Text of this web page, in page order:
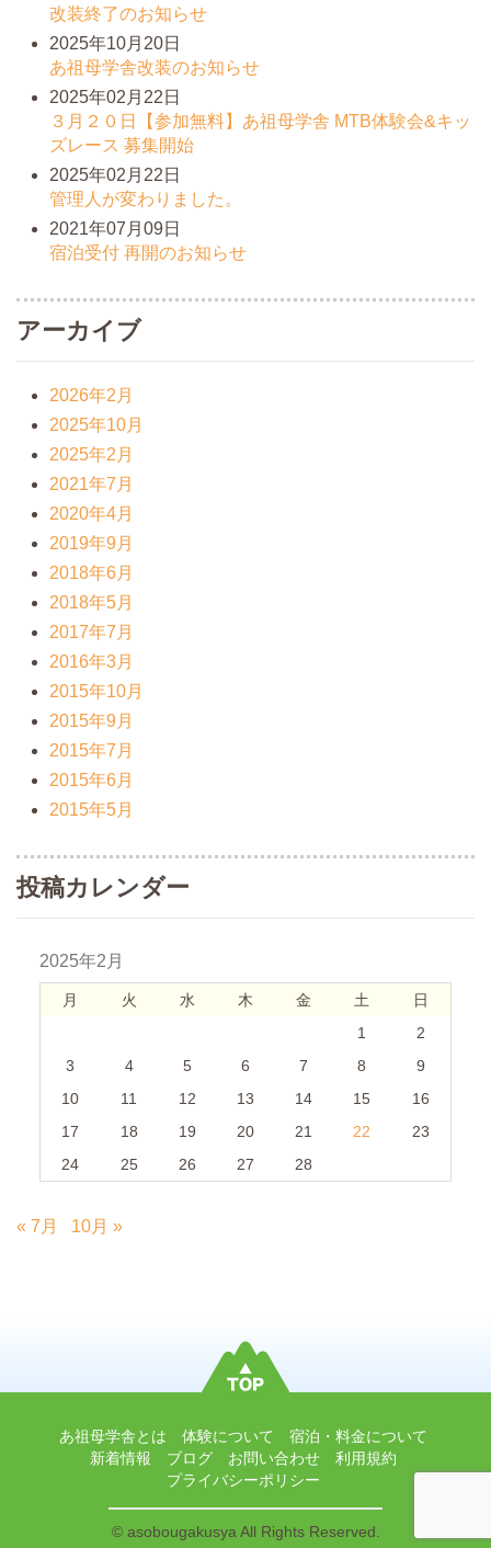
改装終了のお知らせ
2025年10月20日
あ祖母学舎改装のお知らせ
2025年02月22日
３月２０日【参加無料】あ祖母学舎 MTB体験会&キッ
ズレース 募集開始
2025年02月22日
管理人が変わりました。
2021年07月09日
宿泊受付 再開のお知らせ
アーカイブ
2026年2月
2025年10月
2025年2月
2021年7月
2020年4月
2019年9月
2018年6月
2018年5月
2017年7月
2016年3月
2015年10月
2015年9月
2015年7月
2015年6月
2015年5月
投稿カレンダー
2025年2月
月 火 水 木 金 土
日
1
2
3
4 5 6 7 8
9
10
11 12 13 14 15
16
17
18 19 20 21 22
23
24
25 26 27 28
« 7月 10月 »
あ祖母学舎とは 体験について
宿泊・料金について
新着情報
ブログ お問い合わせ
利用規約
プライバシーポリシー
© asobougakusya All Rights Reserved.